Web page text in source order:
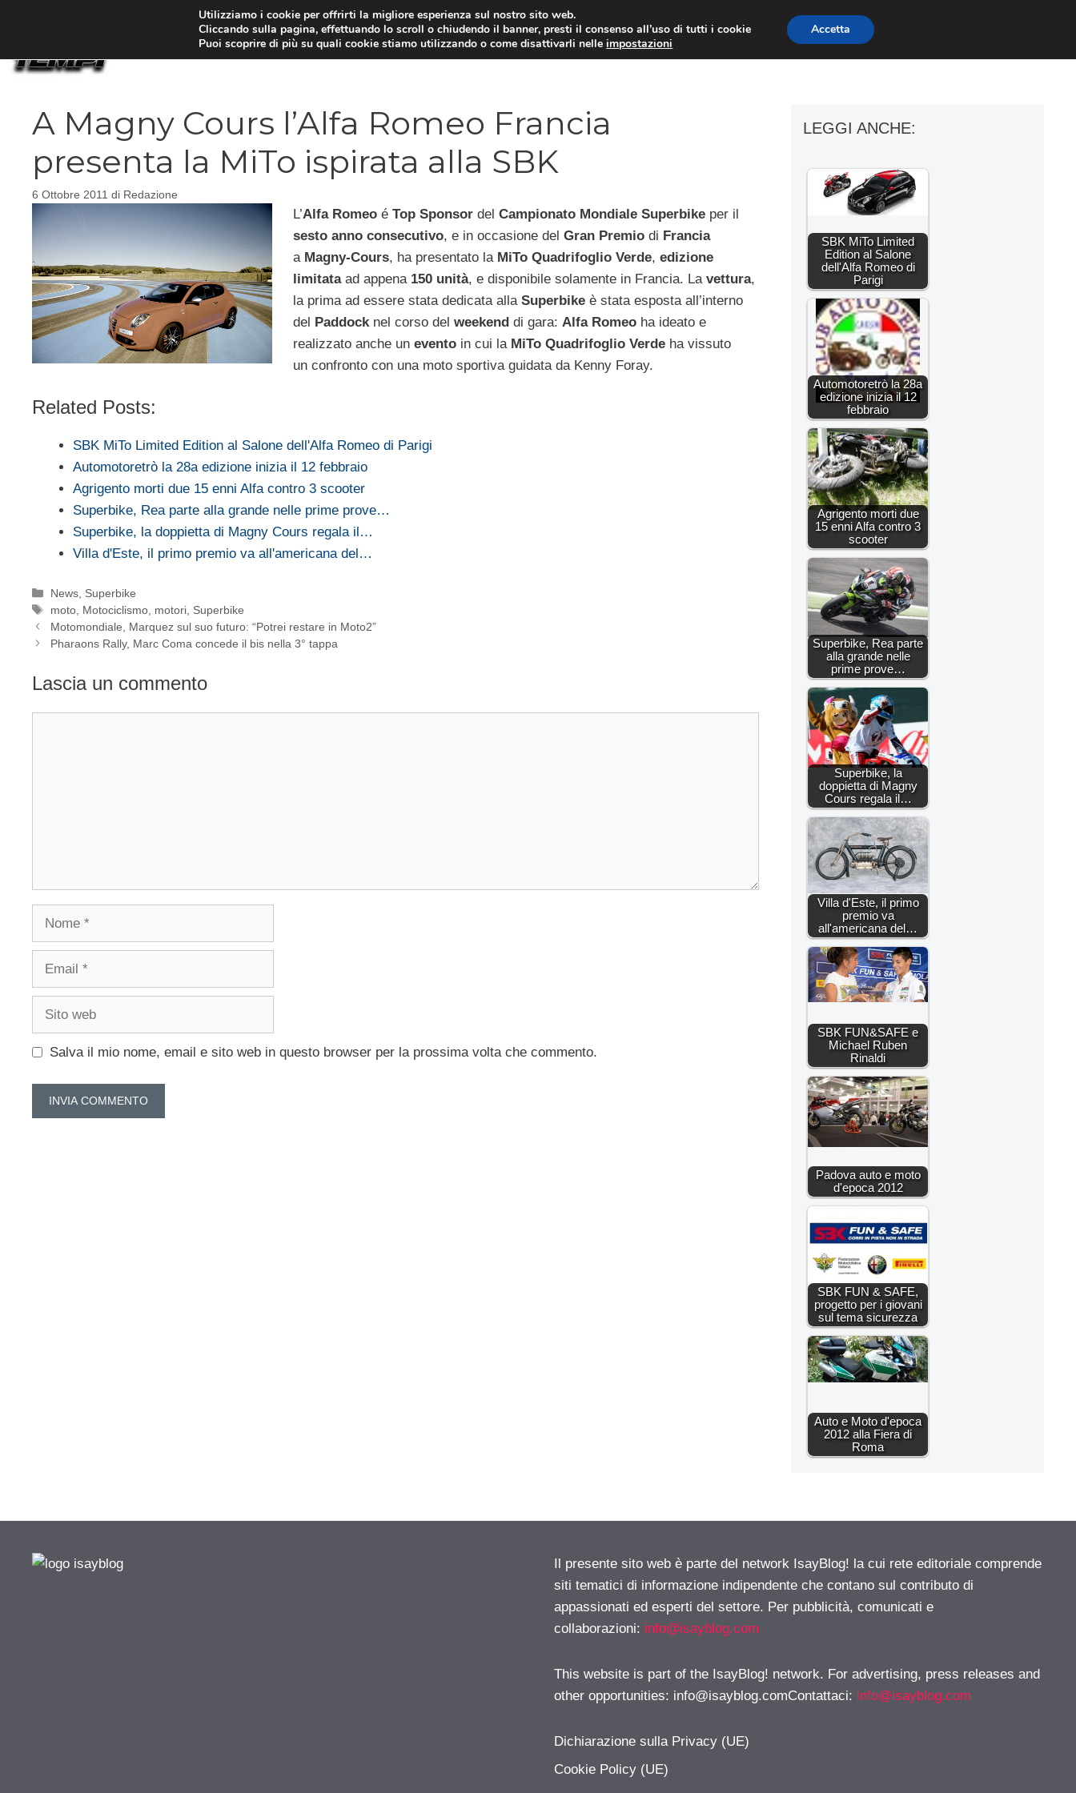
MOTO NEWS ACCESSORI MOTO MOTO GP
A Magny Cours l’Alfa Romeo Francia
presenta la MiTo ispirata alla SBK
6 Ottobre 2011 di Redazione
L’Alfa Romeo é Top Sponsordel Campionato Mondiale Superbikeper il
sesto anno consecutivo, e in occasione del Gran Premiodi Francia
a Magny-Cours, ha presentato la MiTo Quadrifoglio Verde, edizione
limitataad appena150 unità, e disponibile solamente in Francia. La vettura,
la prima ad essere stata dedicata alla Superbikeè stata esposta all’interno
del Paddocknel corso del weekenddi gara: Alfa Romeoha ideato e
realizzato anche un eventoin cui la MiTo Quadrifoglio Verdeha vissuto
un confronto con una moto sportiva guidata da Kenny Foray.
Related Posts:
SBK MiTo Limited Edition al Salone dell'Alfa Romeo di Parigi
Automotoretrò la 28a edizione inizia il 12 febbraio
Agrigento morti due 15 enni Alfa contro 3 scooter
Superbike, Rea parte alla grande nelle prime prove…
Superbike, la doppietta di Magny Cours regala il…
Villa d'Este, il primo premio va all'americana del…
Categorie
News Superbike
Tag
moto Motociclismo motori Superbike
Motomondiale, Marquez sul suo futuro: “Potrei restare in Moto2”
Pharaons Rally, Marc Coma concede il bis nella 3° tappa
Lascia un commento
Nome
Email
Sito
Salva il mio nome, email e sito web in questo browser per la prossima volta che commento.
LEGGI ANCHE:
SBK MiTo Limited
Edition al Salone
dell'Alfa Romeo di
Parigi
Automotoretrò la 28a
edizione inizia il 12
febbraio
Agrigento morti due
15 enni Alfa contro 3
scooter
Superbike, Rea parte
alla grande nelle
prime prove…
Superbike, la
doppietta di Magny
Cours regala il…
Villa d'Este, il primo
premio va
all'americana del…
SBK FUN&SAFE e
Michael Ruben
Rinaldi
Padova auto e moto
d'epoca 2012
SBK FUN & SAFE,
progetto per i giovani
sul tema sicurezza
Auto e Moto d'epoca
2012 alla Fiera di
Roma
Il presente sito web è parte del network IsayBlog! la cui rete editoriale comprende
siti tematici di informazione indipendente che contano sul contributo di
appassionati ed esperti del settore. Per pubblicità, comunicati e
collaborazioni: info@isayblog.com
This website is part of the IsayBlog! network. For advertising, press releases and
other opportunities: info@isayblog.comContattaci: info@isayblog.com
Dichiarazione sulla Privacy (UE)
Cookie Policy (UE)
Utilizziamo i cookie per offrirti la migliore esperienza sul nostro sito web.
Cliccando sulla pagina, effettuando lo scroll o chiudendo il banner, presti il consenso all’uso di tutti i cookie
Puoi scoprire di più su quali cookie stiamo utilizzando o come disattivarli nelleimpostazioni
Accetta